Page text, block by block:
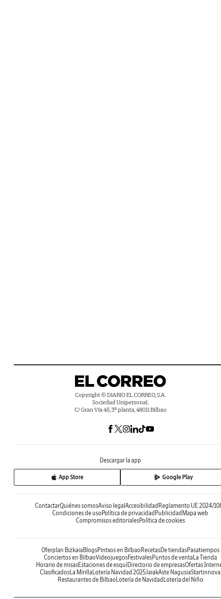
Copyright © DIARIO EL CORREO, S.A.
Sociedad Unipersonal.
C/ Gran Vía 45, 3ª planta, 48011 Bilbao
Descargar la app
App Store Google Play
ContactarQuiénes somosAviso legal Accesibilidad Reglamento UE 2024/
Condiciones de uso Política de privacidad Publicidad Mapa web
Compromisos editorialesPolítica de cookies
Oferplan Bizkaia BlogsPintxos en Bilbao RecetasDe tiendasPasatiempos
Conciertos en BilbaoVideojuegosFestivalesPuntos de venta La Tienda
Horario de misasEstaciones de esquíDirectorio de empresasOfertas
Clasificados La Mirilla Lotería Navidad 2025JaiakAste NagusiaStartinnova
Restaurantes de Bilbao Lotería de Navidad Lotería del Niño